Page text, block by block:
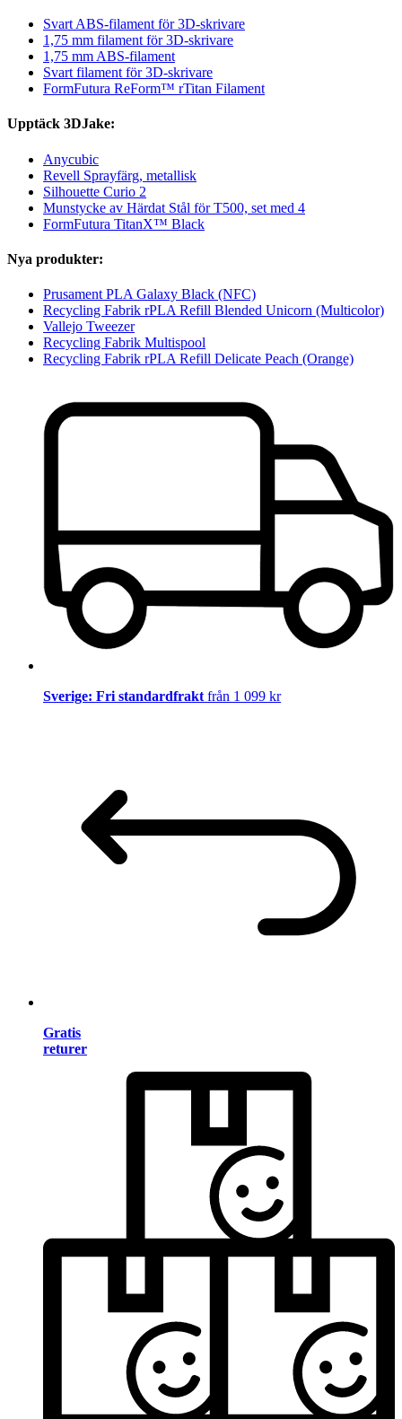
Svart ABS-filament för 3D-skrivare
1,75 mm filament för 3D-skrivare
1,75 mm ABS-filament
Svart filament för 3D-skrivare
FormFutura ReForm™ rTitan Filament
Upptäck 3DJake:
Anycubic
Revell Sprayfärg, metallisk
Silhouette Curio 2
Munstycke av Härdat Stål för T500, set med 4
FormFutura TitanX™ Black
Nya produkter:
Prusament PLA Galaxy Black (NFC)
Recycling Fabrik rPLA Refill Blended Unicorn (Multicolor)
Vallejo Tweezer
Recycling Fabrik Multispool
Recycling Fabrik rPLA Refill Delicate Peach (Orange)
Sverige: Fri standardfrakt från 1 099 kr
Gratis
returer